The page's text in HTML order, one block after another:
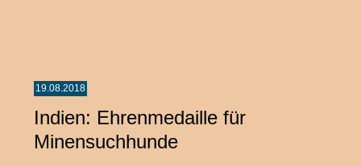
19.08.2018
Indien: Ehrenmedaille für
Minensuchhunde